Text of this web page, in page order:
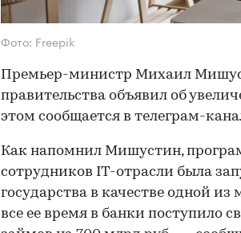
Фото: Freepik
Премьер-министр Михаил
правительства объявил об
этом сообщается в телеграм-
Как напомнил Мишустин,
сотрудников IT-отрасли была
государства в качестве одной
все ее время в банки поступило